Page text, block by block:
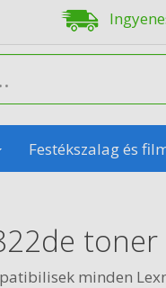
Festékszalag és
toner
minden